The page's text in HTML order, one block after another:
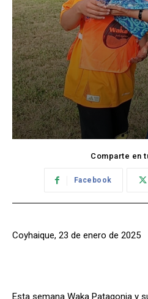
Comparte en
Facebook
Coyhaique, 23 de enero de 2025